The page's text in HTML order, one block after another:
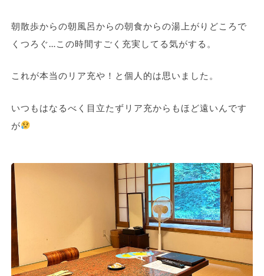
朝散歩からの朝風呂からの朝食からの湯上がりどころで
くつろぐ…この時間すごく充実してる気がする。
これが本当のリア充や！と個人的は思いました。
いつもはなるべく目立たずリア充からもほど遠いんです
が